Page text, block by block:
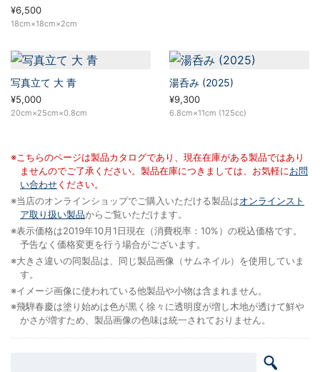
¥6,500
18cm×18cm×2cm
写真立て 大 青
¥5,000
20cm×25cm×0.8cm
湯呑み (2025)
¥9,300
6.8cm×11cm (125cc)
※こちらのページは製品カタログであり、現在在庫がある製品ではあり
ませんのでご了承ください。製品在庫につきましては、お気軽にお問
い合わせください。
※当店のオンラインショップでご購入いただける製品はオンラインスト
ア取り扱い製品からご覧いただけます。
※表示価格は2019年10月1日現在（消費税率：10%）の税込価格です。
予告なく価格変更を行う場合がございます。
※大きさ違いの同製品は、同じ製品画像（サムネイル）を使用していま
す。
※イメージ画像に使われている他製品や小物は含まれません。
※飛騨春慶は塗り始めは色が黒く徐々に透明度が増し木地が透けて鮮や
かさが増すため、製品画像の色味は統一されておりません。